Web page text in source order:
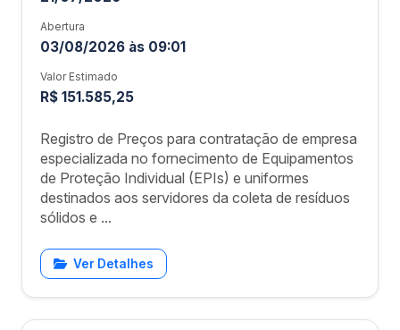
Abertura
03/08/2026 às 09:01
Valor Estimado
R$ 151.585,25
Registro de Preços para contratação de empresa
especializada no fornecimento de Equipamentos
de Proteção Individual (EPIs) e uniformes
destinados aos servidores da coleta de resíduos
sólidos e ...
Ver Detalhes